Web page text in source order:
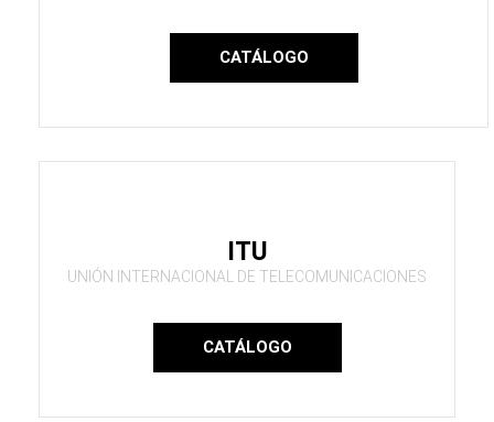
CATÁLOGO
ITU
UNIÓN INTERNACIONAL DE TELECOMUNICACIONES
CATÁLOGO